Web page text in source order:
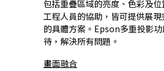
包括重疊區域的亮度、色彩及
工程人員的協助，皆可提供展
的具體方案。Epson多重投影
待，解決所有問題。
畫面融合